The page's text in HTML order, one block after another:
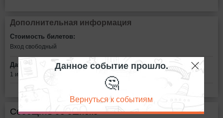
Дополнительная информация
Стоимость билетов:
Вход свободный
Дата:
1 июня в 14:00
Сообщить об ошибке
Данное событие прошло.
🤔
Вернуться к событиям